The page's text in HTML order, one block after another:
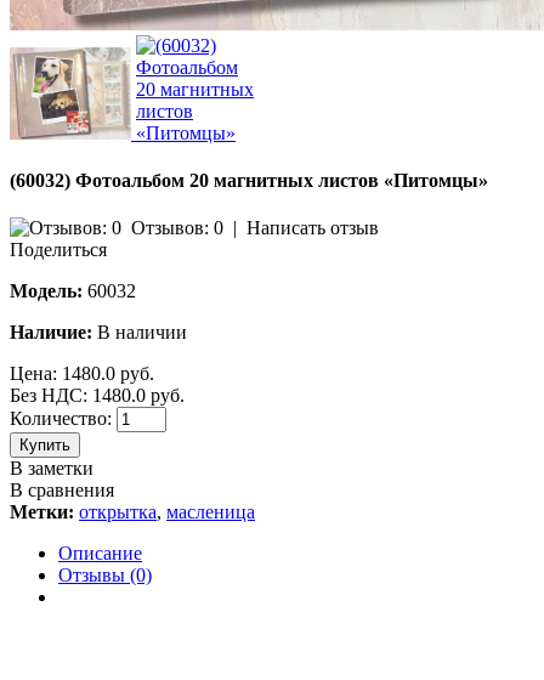
(60032) Фотоальбом 20 магнитных листов «Питомцы»
Отзывов: 0 | Написать отзыв
Поделиться
Модель: 60032
Наличие: В наличии
Цена: 1480.0 руб.
Без НДС: 1480.0 руб.
Количество:
Купить
В заметки
В сравнения
Метки: открытка, масленица
Описание
Отзывы (0)